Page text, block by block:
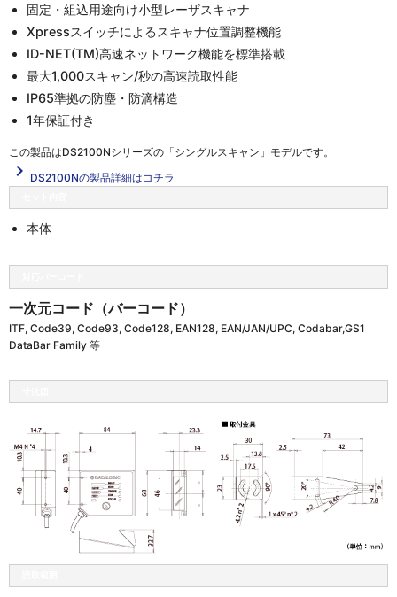
固定・組込用途向け小型レーザスキャナ
Xpressスイッチによるスキャナ位置調整機能
ID-NET(TM)高速ネットワーク機能を標準搭載
最大1,000スキャン/秒の高速読取性能
IP65準拠の防塵・防滴構造
1年保証付き
この製品はDS2100Nシリーズの「シングルスキャン」 モデルです。
navigate_next DS2100Nの製品詳細はコチラ
本体
一次元コード（バーコード）
ITF, Code39, Code93, Code128, EAN128, EAN/JAN/UPC, Codabar,GS1
DataBar Family 等